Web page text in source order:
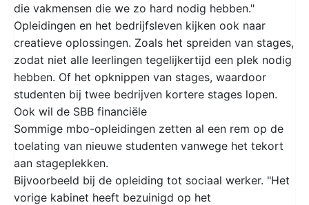
die vakmensen die we zo hard nodig hebben."
Opleidingen en het bedrijfsleven kijken ook naar
creatieve oplossingen. Zoals het spreiden van stages,
zodat niet alle leerlingen tegelijkertijd een plek nodig
hebben. Of het opknippen van stages, waardoor
studenten bij twee bedrijven kortere stages lopen.
Ook wil de SBB financiële
Sommige mbo-opleidingen zetten al een rem op de
toelating van nieuwe studenten vanwege het tekort
aan stageplekken.
Bijvoorbeeld bij de opleiding tot sociaal werker. "Het
vorige kabinet heeft bezuinigd op het